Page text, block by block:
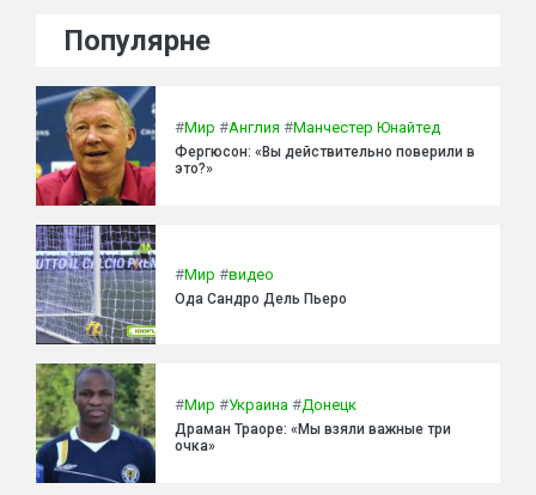
Популярне
#Мир #Англия #Манчестер Юнайтед
Фергюсон: «Вы действительно поверили в
это?»
#Мир #видео
Ода Сандро Дель Пьеро
#Мир #Украина #Донецк
Драман Траоре: «Мы взяли важные три
очка»